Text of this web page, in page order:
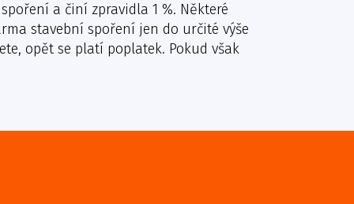
a činí zpravidla 1 %. Některé
stavební spoření jen do určité výše
opět se platí poplatek. Pokud však